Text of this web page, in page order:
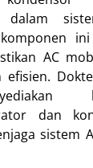
dalam
AC
efisien.
dan
sistem